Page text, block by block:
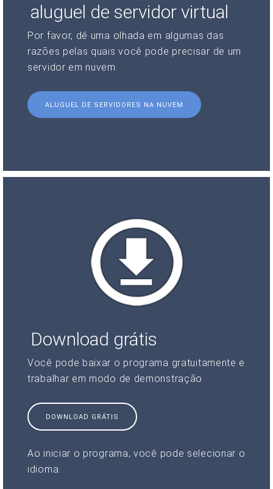
aluguel de servidor virtual
Por favor, dê uma olhada em algumas das
razões pelas quais você pode precisar de um
servidor em nuvem.
ALUGUEL DE SERVIDORES NA NUVEM
Download grátis
Você pode baixar o programa gratuitamente e
trabalhar em modo de demonstração
DOWNLOAD GRÁTIS
Ao iniciar o programa, você pode selecionar o
idioma.